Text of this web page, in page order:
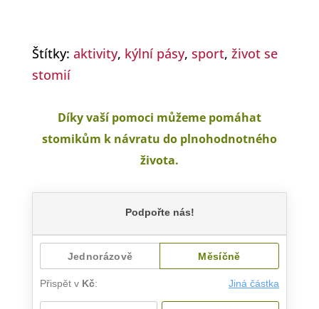
Štítky: aktivity, kýlní pásy, sport, život se
stomií
Díky vaší pomoci můžeme pomáhat
stomikům k návratu do plnohodnotného
života.